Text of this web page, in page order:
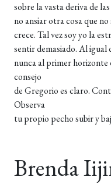
sobre la vasta deriva de
no ansiar otra cosa que
crece. Tal vez soy yo la
sentir demasiado. Al igual
nunca al primer
consejo
de Gregorio es claro.
Observa
tu propio pecho subir y
Brenda